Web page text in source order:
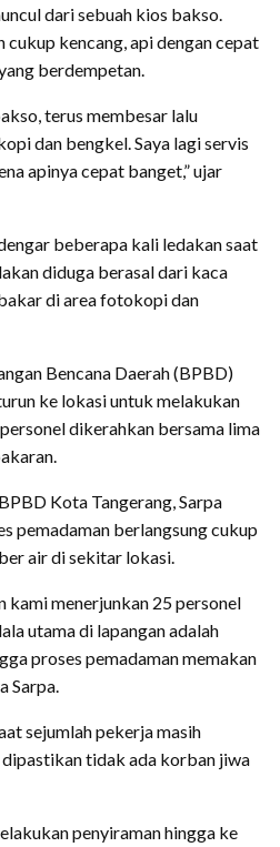
dari sebuah kios bakso.
cukup kencang, api dengan cepat
berdempetan.
terus membesar lalu
dan bengkel. Saya lagi servis
apinya cepat banget,” ujar
beberapa kali ledakan saat
diduga berasal dari kaca
di area fotokopi dan
Bencana Daerah (BPBD)
ke lokasi untuk melakukan
dikerahkan bersama lima
Kota Tangerang, Sarpa
pemadaman berlangsung cukup
air di sekitar lokasi.
kami menerjunkan 25 personel
utama di lapangan adalah
proses pemadaman memakan
Sarpa.
sejumlah pekerja masih
tidak ada korban jiwa
penyiraman hingga ke